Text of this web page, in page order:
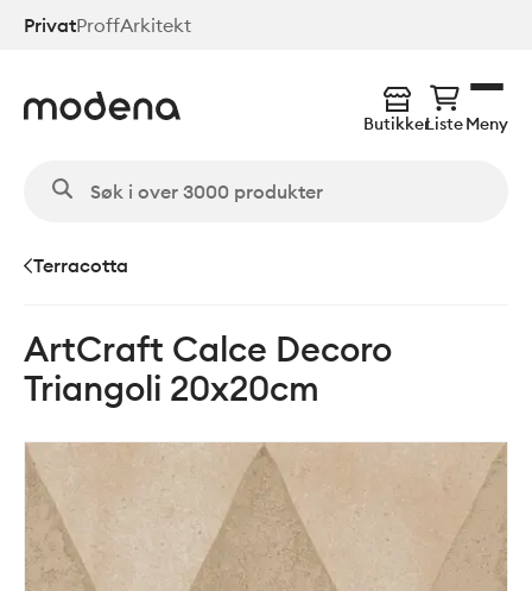
Hopp
PrivatProffArkitekt
ButikkerListeMeny
Terracotta
ArtCraft Calce Decoro
Triangoli 20x20cm